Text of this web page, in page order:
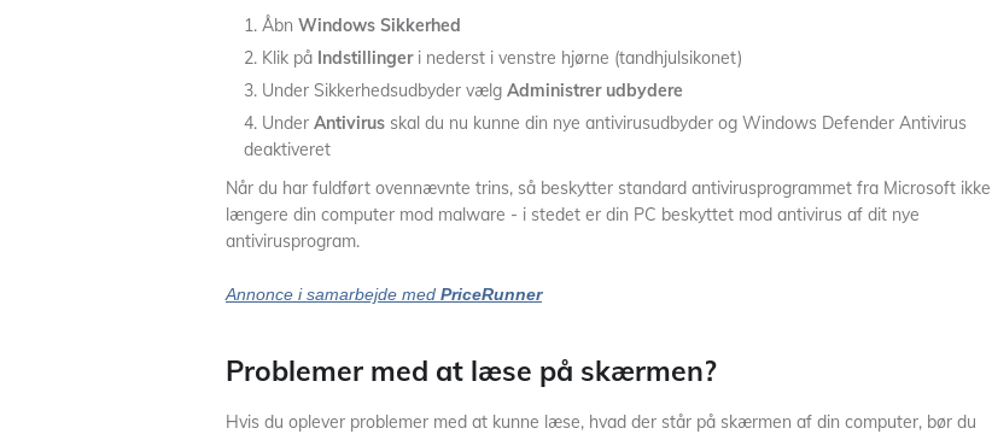
Åbn Windows Sikkerhed
Klik på Indstillingeri nederst i venstre hjørne (tandhjulsikonet)
Under Sikkerhedsudbyder vælg Administrer udbydere
Under Antivirus skal du nu kunne din nye antivirusudbyder og Windows Defender Antivirus
deaktiveret
Når du har fuldført ovennævnte trins, så beskytter standard antivirusprogrammet fra Microsoft ikke
længere din computer mod malware - i stedet er din PC beskyttet mod antivirus af dit nye
antivirusprogram.
Annonce i samarbejde med PriceRunner
Problemer med at læse på skærmen?
Hvis du oplever problemer med at kunne læse, hvad der står på skærmen af din computer, bør du